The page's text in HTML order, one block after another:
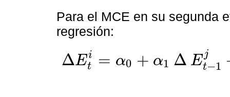
Para el MCE en su segunda
regresión:
ΔEi
t
= α0 + α1 Δ E j
t−1
∆Eti=α0+α ∆Et 1j+α2∆ Et-2 +α3 -3j+ 4εt-1+ t